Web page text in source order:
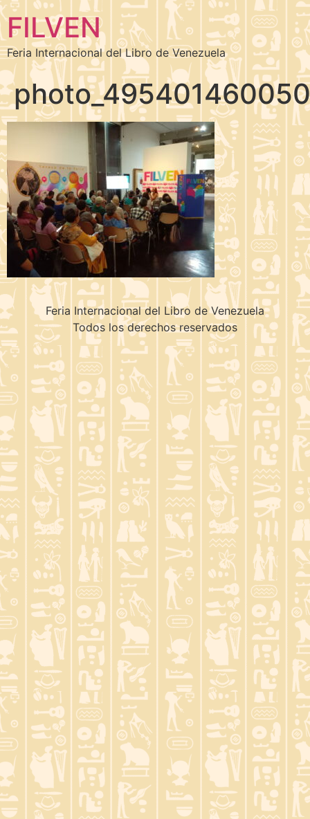
FILVEN
Feria Internacional del Libro de Venezuela
Feria Internacional del Libro de Venezuela
Todos los derechos reservados